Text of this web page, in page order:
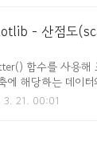
소를 비교, 두번째
번째 원소와 마지
을 수행하고 나면
서 2회전에서는 맨
다시 수행하여 두
한다. 이렇게 정렬을
- 산점도
함수를 사용해
에 해당하는 데이터
이 흩어져 있는 그래
3. 21. 00:01